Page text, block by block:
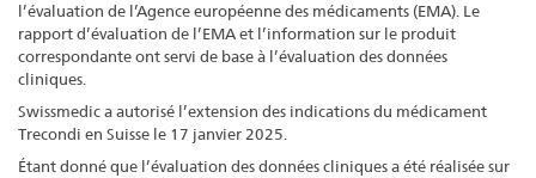
l’évaluation de l’Agence européenne des médicaments (EMA). Le
rapport d’évaluation de l’EMA et l’information sur le produit
correspondante ont servi de base à l’évaluation des données
cliniques.
Swissmedic a autorisé l’extension des indications du médicament
Trecondi en Suisse le 17 janvier 2025.
Étant donné que l’évaluation des données cliniques a été réalisée sur